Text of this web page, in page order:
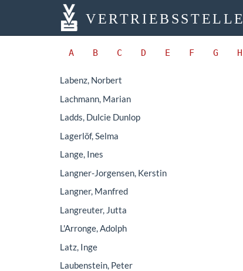
VERTRIEBSSTELLE
A B C D E F G H
Labenz, Norbert
Lachmann, Marian
Ladds, Dulcie Dunlop
Lagerlöf, Selma
Lange, Ines
Langner-Jorgensen, Kerstin
Langner, Manfred
Langreuter, Jutta
L'Arronge, Adolph
Latz, Inge
Laubenstein, Peter